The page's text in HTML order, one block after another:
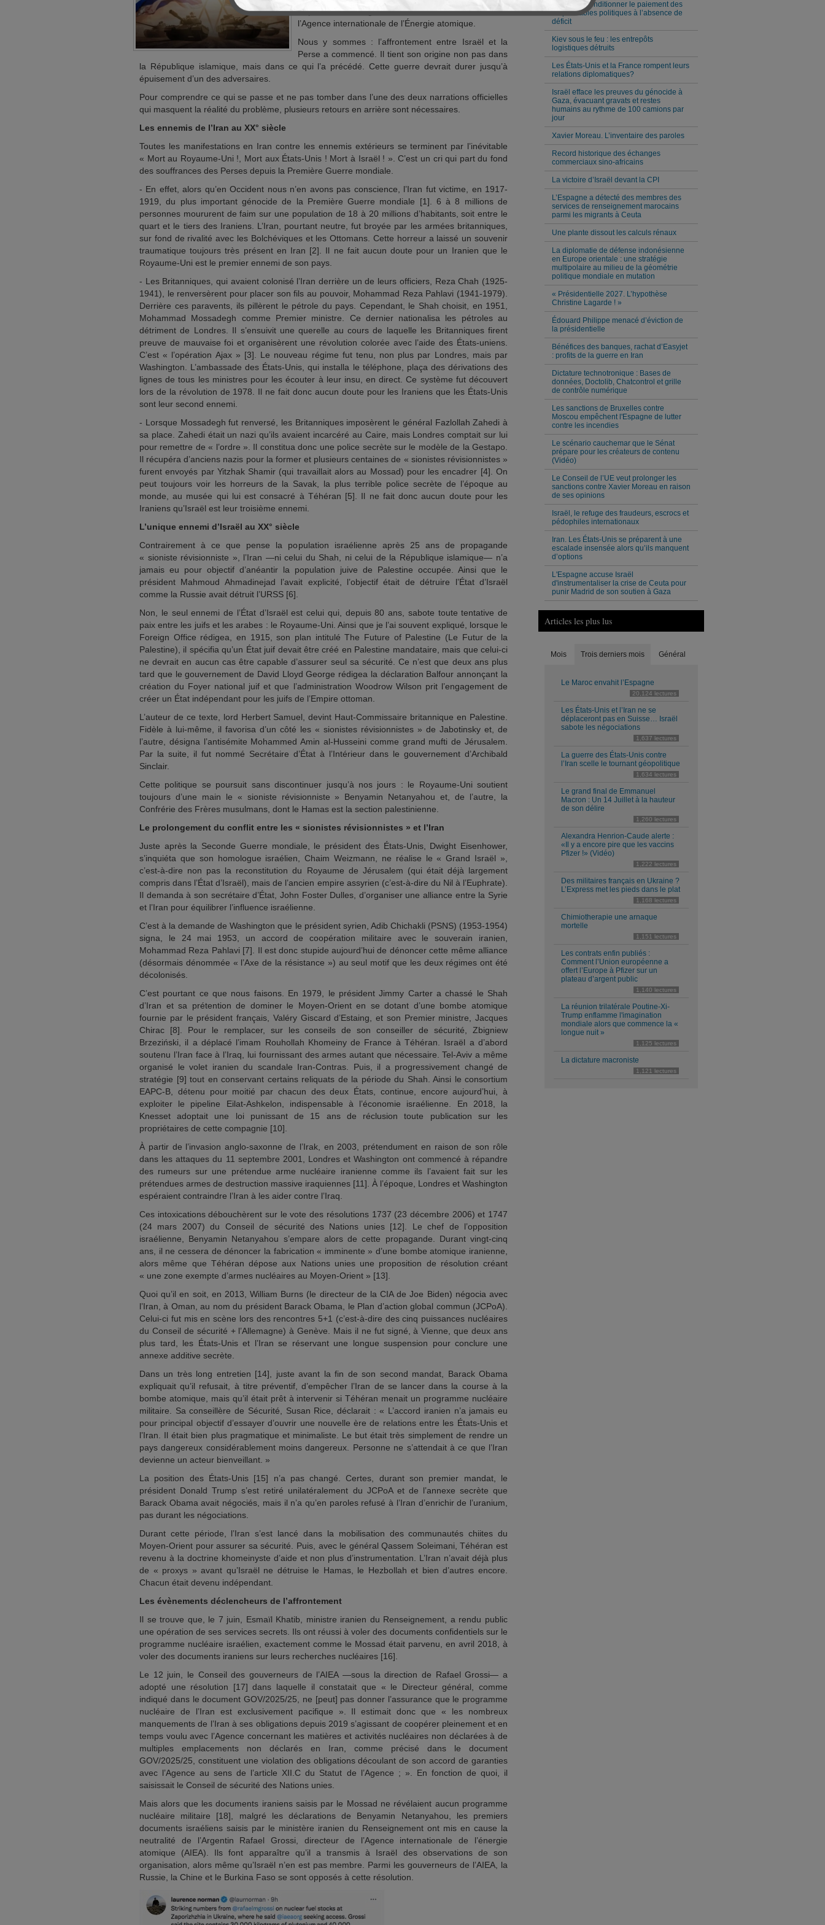
turpitudes de l’Argentin Rafael Grossi, directeur de
l’Agence internationale de l’Énergie atomique.
Nous y sommes : l’affrontement entre Israël et la
Perse a commencé. Il tient son origine non pas dans
la République islamique, mais dans ce qui l’a précédé. Cette guerre devrait durer jusqu’à
épuisement d’un des adversaires.
Pour comprendre ce qui se passe et ne pas tomber dans l’une des deux narrations officielles
qui masquent la réalité du problème, plusieurs retours en arrière sont nécessaires.
Les ennemis de l’Iran au XX° siècle
Toutes les manifestations en Iran contre les ennemis extérieurs se terminent par l’inévitable
« Mort au Royaume-Uni !, Mort aux États-Unis ! Mort à Israël ! ». C’est un cri qui part du fond
des souffrances des Perses depuis la Première Guerre mondiale.
- En effet, alors qu’en Occident nous n’en avons pas conscience, l’Iran fut victime, en 1917-
1919, du plus important génocide de la Première Guerre mondiale [1]. 6 à 8 millions de
personnes moururent de faim sur une population de 18 à 20 millions d’habitants, soit entre le
quart et le tiers des Iraniens. L’Iran, pourtant neutre, fut broyée par les armées britanniques,
sur fond de rivalité avec les Bolchéviques et les Ottomans. Cette horreur a laissé un souvenir
traumatique toujours très présent en Iran [2]. Il ne fait aucun doute pour un Iranien que le
Royaume-Uni est le premier ennemi de son pays.
- Les Britanniques, qui avaient colonisé l’Iran derrière un de leurs officiers, Reza Chah (1925-
1941), le renversèrent pour placer son fils au pouvoir, Mohammad Reza Pahlavi (1941-1979).
Derrière ces paravents, ils pillèrent le pétrole du pays. Cependant, le Shah choisit, en 1951,
Mohammad Mossadegh comme Premier ministre. Ce dernier nationalisa les pétroles au
détriment de Londres. Il s’ensuivit une querelle au cours de laquelle les Britanniques firent
preuve de mauvaise foi et organisèrent une révolution colorée avec l’aide des États-uniens.
C’est « l’opération Ajax » [3]. Le nouveau régime fut tenu, non plus par Londres, mais par
Washington. L’ambassade des États-Unis, qui installa le téléphone, plaça des dérivations des
lignes de tous les ministres pour les écouter à leur insu, en direct. Ce système fut découvert
lors de la révolution de 1978. Il ne fait donc aucun doute pour les Iraniens que les États-Unis
sont leur second ennemi.
- Lorsque Mossadegh fut renversé, les Britanniques imposèrent le général Fazlollah Zahedi à
sa place. Zahedi était un nazi qu’ils avaient incarcéré au Caire, mais Londres comptait sur lui
pour remettre de « l’ordre ». Il constitua donc une police secrète sur le modèle de la Gestapo.
Il récupéra d’anciens nazis pour la former et plusieurs centaines de « sionistes révisionnistes »
furent envoyés par Yitzhak Shamir (qui travaillait alors au Mossad) pour les encadrer [4]. On
peut toujours voir les horreurs de la Savak, la plus terrible police secrète de l’époque au
monde, au musée qui lui est consacré à Téhéran [5]. Il ne fait donc aucun doute pour les
Iraniens qu’Israël est leur troisième ennemi.
L’unique ennemi d’Israël au XX° siècle
Contrairement à ce que pense la population israélienne après 25 ans de propagande
« sioniste révisionniste », l’Iran —ni celui du Shah, ni celui de la République islamique— n’a
jamais eu pour objectif d’anéantir la population juive de Palestine occupée. Ainsi que le
président Mahmoud Ahmadinejad l’avait explicité, l’objectif était de détruire l’État d’Israël
comme la Russie avait détruit l’URSS [6].
Non, le seul ennemi de l’État d’Israël est celui qui, depuis 80 ans, sabote toute tentative de
paix entre les juifs et les arabes : le Royaume-Uni. Ainsi que je l’ai souvent expliqué, lorsque le
Foreign Office rédigea, en 1915, son plan intitulé The Future of Palestine (Le Futur de la
Palestine), il spécifia qu’un État juif devait être créé en Palestine mandataire, mais que celui-ci
ne devrait en aucun cas être capable d’assurer seul sa sécurité. Ce n’est que deux ans plus
tard que le gouvernement de David Lloyd George rédigea la déclaration Balfour annonçant la
création du Foyer national juif et que l’administration Woodrow Wilson prit l’engagement de
créer un État indépendant pour les juifs de l’Empire ottoman.
L’auteur de ce texte, lord Herbert Samuel, devint Haut-Commissaire britannique en Palestine.
Fidèle à lui-même, il favorisa d’un côté les « sionistes révisionnistes » de Jabotinsky et, de
l’autre, désigna l’antisémite Mohammed Amin al-Husseini comme grand mufti de Jérusalem.
Par la suite, il fut nommé Secrétaire d’État à l’Intérieur dans le gouvernement d’Archibald
Sinclair.
Cette politique se poursuit sans discontinuer jusqu’à nos jours : le Royaume-Uni soutient
toujours d’une main le « sioniste révisionniste » Benyamin Netanyahou et, de l’autre, la
Confrérie des Frères musulmans, dont le Hamas est la section palestinienne.
Le prolongement du conflit entre les « sionistes révisionnistes » et l’Iran
Juste après la Seconde Guerre mondiale, le président des États-Unis, Dwight Eisenhower,
s’inquiéta que son homologue israélien, Chaim Weizmann, ne réalise le « Grand Israël »,
c’est-à-dire non pas la reconstitution du Royaume de Jérusalem (qui était déjà largement
compris dans l’État d’Israël), mais de l’ancien empire assyrien (c’est-à-dire du Nil à l’Euphrate).
Il demanda à son secrétaire d’État, John Foster Dulles, d’organiser une alliance entre la Syrie
et l’Iran pour équilibrer l’influence israélienne.
C’est à la demande de Washington que le président syrien, Adib Chichakli (PSNS) (1953-1954)
signa, le 24 mai 1953, un accord de coopération militaire avec le souverain iranien,
Mohammad Reza Pahlavi [7]. Il est donc stupide aujourd’hui de dénoncer cette même alliance
(désormais dénommée « l’Axe de la résistance ») au seul motif que les deux régimes ont été
décolonisés.
C’est pourtant ce que nous faisons. En 1979, le président Jimmy Carter a chassé le Shah
d’Iran et sa prétention de dominer le Moyen-Orient en se dotant d’une bombe atomique
fournie par le président français, Valéry Giscard d’Estaing, et son Premier ministre, Jacques
Chirac [8]. Pour le remplacer, sur les conseils de son conseiller de sécurité, Zbigniew
Brzeziński, il a déplacé l’imam Rouhollah Khomeiny de France à Téhéran. Israël a d’abord
soutenu l’Iran face à l’Iraq, lui fournissant des armes autant que nécessaire. Tel-Aviv a même
organisé le volet iranien du scandale Iran-Contras. Puis, il a progressivement changé de
stratégie [9] tout en conservant certains reliquats de la période du Shah. Ainsi le consortium
EAPC-B, détenu pour moitié par chacun des deux États, continue, encore aujourd’hui, à
exploiter le pipeline Eilat-Ashkelon, indispensable à l’économie israélienne. En 2018, la
Knesset adoptait une loi punissant de 15 ans de réclusion toute publication sur les
propriétaires de cette compagnie [10].
À partir de l’invasion anglo-saxonne de l’Irak, en 2003, prétendument en raison de son rôle
dans les attaques du 11 septembre 2001, Londres et Washington ont commencé à répandre
des rumeurs sur une prétendue arme nucléaire iranienne comme ils l’avaient fait sur les
prétendues armes de destruction massive iraquiennes [11]. À l’époque, Londres et Washington
espéraient contraindre l’Iran à les aider contre l’Iraq.
Ces intoxications débouchèrent sur le vote des résolutions 1737 (23 décembre 2006) et 1747
(24 mars 2007) du Conseil de sécurité des Nations unies [12]. Le chef de l’opposition
israélienne, Benyamin Netanyahou s’empare alors de cette propagande. Durant vingt-cinq
ans, il ne cessera de dénoncer la fabrication « imminente » d’une bombe atomique iranienne,
alors même que Téhéran dépose aux Nations unies une proposition de résolution créant
« une zone exempte d’armes nucléaires au Moyen-Orient » [13].
Quoi qu’il en soit, en 2013, William Burns (le directeur de la CIA de Joe Biden) négocia avec
l’Iran, à Oman, au nom du président Barack Obama, le Plan d’action global commun (JCPoA).
Celui-ci fut mis en scène lors des rencontres 5+1 (c’est-à-dire des cinq puissances nucléaires
du Conseil de sécurité + l’Allemagne) à Genève. Mais il ne fut signé, à Vienne, que deux ans
plus tard, les États-Unis et l’Iran se réservant une longue suspension pour conclure une
annexe additive secrète.
Dans un très long entretien [14], juste avant la fin de son second mandat, Barack Obama
expliquait qu’il refusait, à titre préventif, d’empêcher l’Iran de se lancer dans la course à la
bombe atomique, mais qu’il était prêt à intervenir si Téhéran menait un programme nucléaire
militaire. Sa conseillère de Sécurité, Susan Rice, déclarait : « L’accord iranien n’a jamais eu
pour principal objectif d’essayer d’ouvrir une nouvelle ère de relations entre les États-Unis et
l’Iran. Il était bien plus pragmatique et minimaliste. Le but était très simplement de rendre un
pays dangereux considérablement moins dangereux. Personne ne s’attendait à ce que l’Iran
devienne un acteur bienveillant. »
La position des États-Unis [15] n’a pas changé. Certes, durant son premier mandat, le
président Donald Trump s’est retiré unilatéralement du JCPoA et de l’annexe secrète que
Barack Obama avait négociés, mais il n’a qu’en paroles refusé à l’Iran d’enrichir de l’uranium,
pas durant les négociations.
Durant cette période, l’Iran s’est lancé dans la mobilisation des communautés chiites du
Moyen-Orient pour assurer sa sécurité. Puis, avec le général Qassem Soleimani, Téhéran est
revenu à la doctrine khomeinyste d’aide et non plus d’instrumentation. L’Iran n’avait déjà plus
de « proxys » avant qu’Israël ne détruise le Hamas, le Hezbollah et bien d’autres encore.
Chacun était devenu indépendant.
Les évènements déclencheurs de l’affrontement
Il se trouve que, le 7 juin, Esmaïl Khatib, ministre iranien du Renseignement, a rendu public
une opération de ses services secrets. Ils ont réussi à voler des documents confidentiels sur le
programme nucléaire israélien, exactement comme le Mossad était parvenu, en avril 2018, à
voler des documents iraniens sur leurs recherches nucléaires [16].
Le 12 juin, le Conseil des gouverneurs de l’AIEA —sous la direction de Rafael Grossi— a
adopté une résolution [17] dans laquelle il constatait que « le Directeur général, comme
indiqué dans le document GOV/2025/25, ne [peut] pas donner l’assurance que le programme
nucléaire de l’Iran est exclusivement pacifique ». Il estimait donc que « les nombreux
manquements de l’Iran à ses obligations depuis 2019 s’agissant de coopérer pleinement et en
temps voulu avec l’Agence concernant les matières et activités nucléaires non déclarées à de
multiples emplacements non déclarés en Iran, comme précisé dans le document
GOV/2025/25, constituent une violation des obligations découlant de son accord de garanties
avec l’Agence au sens de l’article XII.C du Statut de l’Agence ; ». En fonction de quoi, il
saisissait le Conseil de sécurité des Nations unies.
Mais alors que les documents iraniens saisis par le Mossad ne révélaient aucun programme
nucléaire militaire [18], malgré les déclarations de Benyamin Netanyahou, les premiers
documents israéliens saisis par le ministère iranien du Renseignement ont mis en cause la
neutralité de l’Argentin Rafael Grossi, directeur de l’Agence internationale de l’énergie
atomique (AIEA). Ils font apparaître qu’il a transmis à Israël des observations de son
organisation, alors même qu’Israël n’en est pas membre. Parmi les gouverneurs de l’AIEA, la
Russie, la Chine et le Burkina Faso se sont opposés à cette résolution.
Milei veut conditionner le paiement des
responsables politiques à l’absence de
déficit
Kiev sous le feu : les entrepôts
logistiques détruits
Les États-Unis et la France rompent leurs
relations diplomatiques?
Israël efface les preuves du génocide à
Gaza, évacuant gravats et restes
humains au rythme de 100 camions par
jour
Xavier Moreau. L’inventaire des paroles
Record historique des échanges
commerciaux sino-africains
La victoire d’Israël devant la CPI
L’Espagne a détecté des membres des
services de renseignement marocains
parmi les migrants à Ceuta
Une plante dissout les calculs rénaux
La diplomatie de défense indonésienne
en Europe orientale : une stratégie
multipolaire au milieu de la géométrie
politique mondiale en mutation
« Présidentielle 2027. L’hypothèse
Christine Lagarde ! »
Édouard Philippe menacé d’éviction de
la présidentielle
Bénéfices des banques, rachat d’Easyjet
: profits de la guerre en Iran
Dictature technotronique : Bases de
données, Doctolib, Chatcontrol et grille
de contrôle numérique
Les sanctions de Bruxelles contre
Moscou empêchent l'Espagne de lutter
contre les incendies
Le scénario cauchemar que le Sénat
prépare pour les créateurs de contenu
(Vidéo)
Le Conseil de l’UE veut prolonger les
sanctions contre Xavier Moreau en raison
de ses opinions
Israël, le refuge des fraudeurs, escrocs et
pédophiles internationaux
Iran. Les États-Unis se préparent à une
escalade insensée alors qu’ils manquent
d’options
L'Espagne accuse Israël
d'instrumentaliser la crise de Ceuta pour
punir Madrid de son soutien à Gaza
Articles les plus lus
Mois Trois derniers mois Général
Le Maroc envahit l’Espagne
20,124 lectures
Les États-Unis et l’Iran ne se
déplaceront pas en Suisse… Israël
sabote les négociations
1,637 lectures
La guerre des États-Unis contre
l’Iran scelle le tournant géopolitique
1,634 lectures
Le grand final de Emmanuel
Macron : Un 14 Juillet à la hauteur
de son délire
1,260 lectures
Alexandra Henrion-Caude alerte :
«Il y a encore pire que les vaccins
Pfizer !» (Vidéo)
1,222 lectures
Des militaires français en Ukraine ?
L’Express met les pieds dans le plat
1,168 lectures
Chimiotherapie une arnaque
mortelle
1,151 lectures
Les contrats enfin publiés :
Comment l’Union européenne a
offert l’Europe à Pfizer sur un
plateau d’argent public
1,140 lectures
La réunion trilatérale Poutine-Xi-
Trump enflamme l'imagination
mondiale alors que commence la «
longue nuit »
1,125 lectures
La dictature macroniste
1,121 lectures